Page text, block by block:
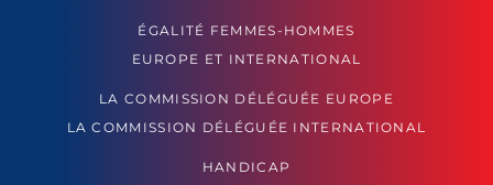
ÉGALITÉ FEMMES-HOMMES
EUROPE ET INTERNATIONAL
LA COMMISSION DÉLÉGUÉE EUROPE
LA COMMISSION DÉLÉGUÉE INTERNATIONAL
HANDICAP